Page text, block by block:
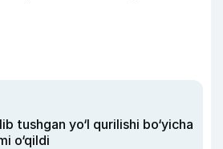
tushgan yo‘l qurilishi bo‘yicha
o‘qildi